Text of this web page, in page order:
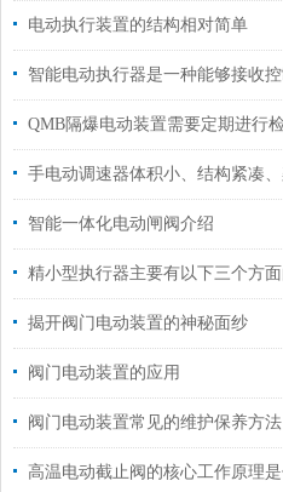
电动执行装置的结构相对简单
智能一体化电动闸阀介绍
揭开阀门电动装置的神秘面纱
阀门电动装置的应用
阀门电动装置常见的维护保养方法